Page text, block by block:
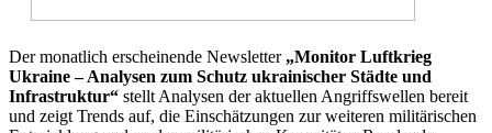
Der monatlich erscheinende Newsletter „Monitor Luftkrieg
Ukraine – Analysen zum Schutz ukrainischer Städte und
Infrastruktur“ stellt Analysen der aktuellen Angriffswellen bereit
und zeigt Trends auf, die Einschätzungen zur weiteren militärischen